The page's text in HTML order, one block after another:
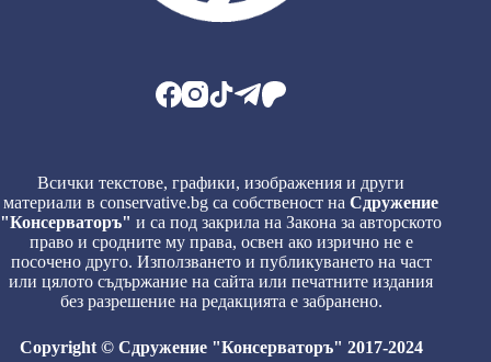
Всички текстове, графики, изображения и други
материали в conservative.bg са собственост наСдружение
"Консерваторъ" и са под закрила на Закона за авторското
право и сродните му права, освен ако изрично не е
посочено друго. Използването и публикуването на част
или цялото съдържание на сайта или печатните издания
без разрешение на редакцията е забранено.
Copyright © Сдружение "Консерваторъ" 2017-2024